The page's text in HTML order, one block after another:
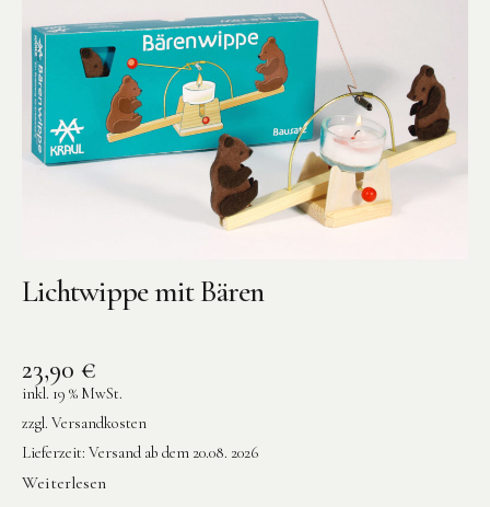
Lichtwippe mit Bären
23,90 €
inkl. 19 % MwSt.
zzgl. Versandkosten
Lieferzeit: Versand ab dem 20.08. 2026
Weiterlesen